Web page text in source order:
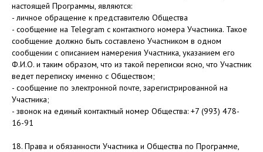
настоящей Программы, являются:
- личное обращение к представителю Общества
- сообщение на Telegram с контактного номера Участника. Такое
сообщение должно быть составлено Участником в одном
сообщении с описанием намерения Участника, указанием его
Ф.И.О. и таким образом, что из такой переписки ясно, что Участник
ведет переписку именно с Обществом;
- сообщение по электронной почте, зарегистрированной на
Участника;
- звонок на единый контактный номер Общества: +7 (993) 478-
16-91
18. Права и обязанности Участника и Общества по Программе,